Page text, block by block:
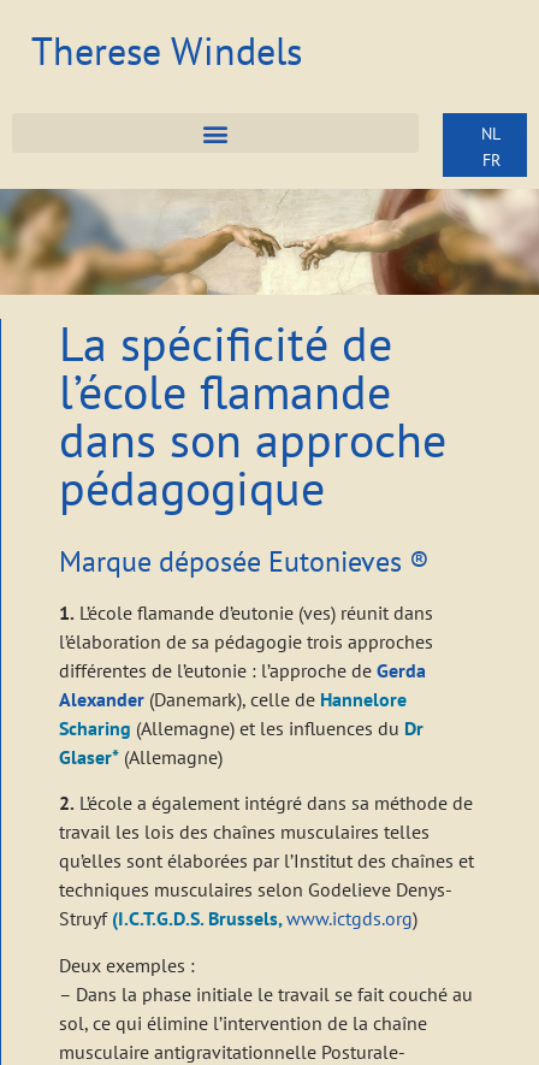
Therese Windels
NL
FR
La spécificité de
l’école flamande
dans son approche
pédagogique
Marque déposée Eutonieves ®
1. L’école flamande d’eutonie (ves) réunit dans
l’élaboration de sa pédagogie trois approches
différentes de l’eutonie : l’approche de Gerda
Alexander (Danemark), celle de Hannelore
Scharing (Allemagne) et les influences du Dr
Glaser* (Allemagne)
2. L’école a également intégré dans sa méthode de
travail les lois des chaînes musculaires telles
qu’elles sont élaborées par l’Institut des chaînes et
techniques musculaires selon Godelieve Denys-
Struyf (I.C.T.G.D.S. Brussels, www.ictgds.org)
Deux exemples :
– Dans la phase initiale le travail se fait couché au
sol, ce qui élimine l’intervention de la chaîne
musculaire antigravitationnelle Posturale-